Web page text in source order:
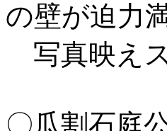
の壁が迫力
写真映え
〇瓜割石庭